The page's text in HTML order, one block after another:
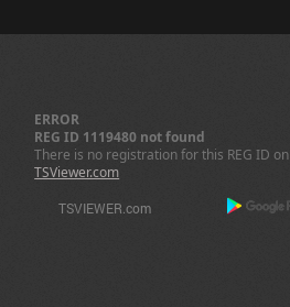
ERROR
REG ID 1119480 not found
There is no registration for this REG ID on
TSViewer.com